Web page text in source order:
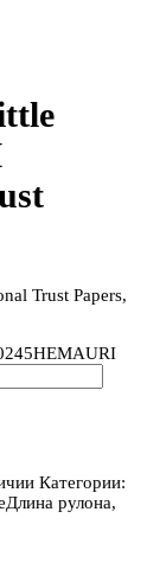
Trust Papers,
Категории:
Длина рулона,